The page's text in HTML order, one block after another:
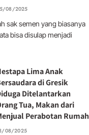
08/2025
sak semen yang biasanya
bisa disulap menjadi
Lima Anak
di Gresik
Ditelantarkan
Tua, Makan dari
Perabotan Rumah
08/2025